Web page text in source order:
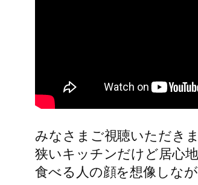
みなさまご視聴いただき
狭いキッチンだけど居心地
食べる人の顔を想像しな